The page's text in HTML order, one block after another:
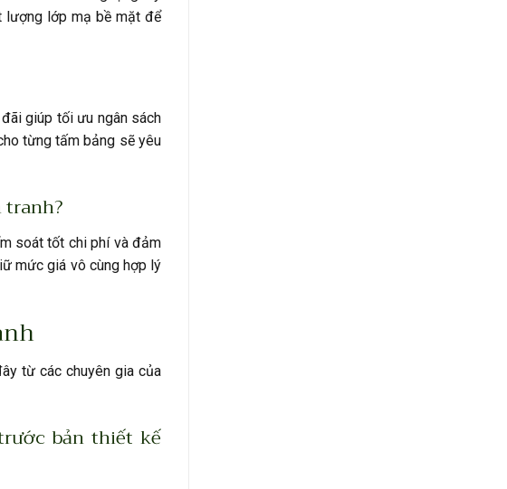
lượng lớp mạ bề mặt để
giúp tối ưu ngân sách
từng tấm bảng sẽ yêu
tranh?
soát tốt chi phí và đảm
mức giá vô cùng hợp lý
từ các chuyên gia của
bản thiết kế